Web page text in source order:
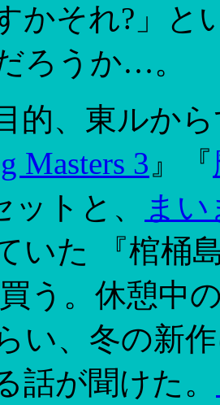
かそれ?」と
ろうか…。
的、東ルか
Masters 3 』『
ットと、
ま
いた 『棺桶
う。休憩中
い、冬の新
話が聞けた。